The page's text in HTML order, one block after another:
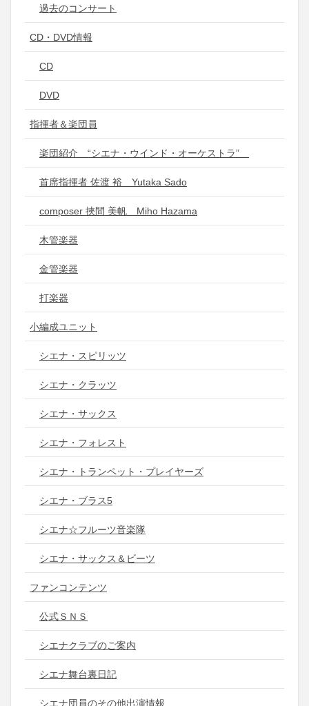
過去のコンサート
CD・DVD情報
CD
DVD
指揮者＆楽団員
楽団紹介 “シエナ・ウインド・オーケストラ”
首席指揮者 佐渡 裕 Yutaka Sado
composer 挾間 美帆 Miho Hazama
木管楽器
金管楽器
打楽器
小編成ユニット
シエナ・スピリッツ
シエナ・クラッツ
シエナ・サックス
シエナ・フォレスト
シエナ・トランペット・プレイヤーズ
シエナ・ブラス5
シエナ☆フルーツ音楽隊
シエナ・サックス＆ビーツ
ファンコンテンツ
公式ＳＮＳ
シエナクラブのご案内
シエナ舞台裏日記
シエナ団員のその他出演情報